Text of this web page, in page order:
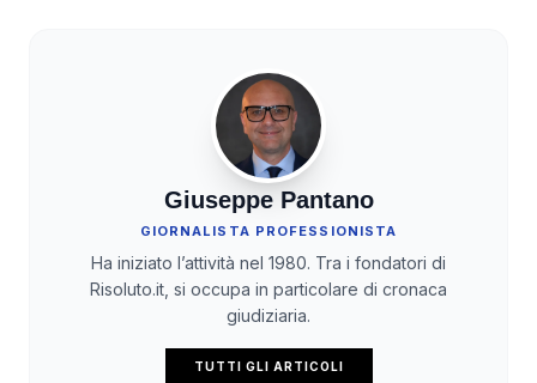
Giuseppe Pantano
GIORNALISTA PROFESSIONISTA
Ha iniziato l’attività nel 1980. Tra i fondatori di
Risoluto.it, si occupa in particolare di cronaca
giudiziaria.
TUTTI GLI ARTICOLI